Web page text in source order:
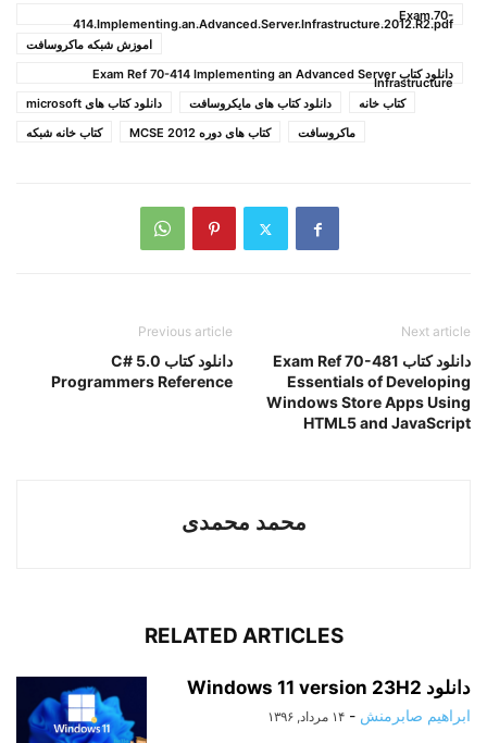
Exam.70-
414.Implementing.an.Advanced.Server.Infrastructure.2012.R2.pdf
اموزش شبکه ماکروسافت
دانلود کتاب Exam Ref 70-414 Implementing an Advanced Server
Infrastructure
دانلود کتاب های microsoft
دانلود کتاب های مایکروسافت
کتاب خانه
کتاب خانه شبکه
کتاب های دوره MCSE 2012 ماکروسافت
Previous article
دانلود کتاب C# 5.0
Programmers Reference
Next article
دانلود کتاب Exam Ref 70-481
Essentials of Developing
Windows Store Apps Using
HTML5 and JavaScript
محمد محمدی
RELATED ARTICLES
دانلود Windows 11 version 23H2
ابراهیم صابرمنش - ۱۴ مرداد, ۱۳۹۶